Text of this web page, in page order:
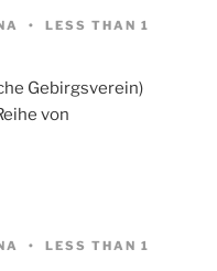
LESS THAN 1
Gebirgsverein)
von
LESS THAN 1